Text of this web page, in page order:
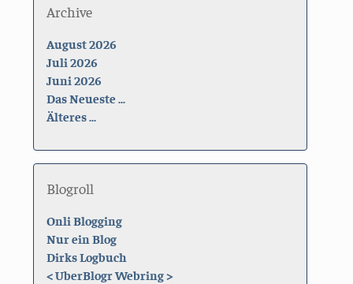
Archive
August 2026
Juli 2026
Juni 2026
Das Neueste ...
Älteres ...
Blogroll
Onli Blogging
Nur ein Blog
Dirks Logbuch
<UberBlogr Webring>